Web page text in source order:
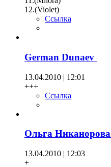
12.(Violet)
Ссылка
German Dunaev
13.04.2010 | 12:01
+++
Ссылка
Ольга Никанорова
13.04.2010 | 12:03
+